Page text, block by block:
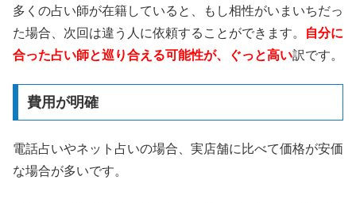
多くの占い師が在籍していると、もし相性がいまいちだっ
た場合、次回は違う人に依頼することができます。
自分に
合った占い師と巡り合える可能性が、ぐっと高い訳です。
費用が明確
電話占いやネット占いの場合、実店舗に比べて価格が安価
な場合が多いです。